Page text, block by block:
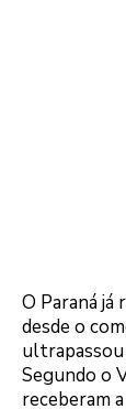
O Paraná já
desde o
ultrapassou
Segundo o
receberam